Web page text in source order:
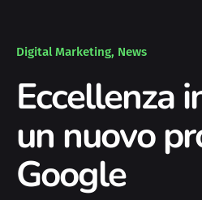
Digital Marketing News
Eccellenza
un nuovo
Google